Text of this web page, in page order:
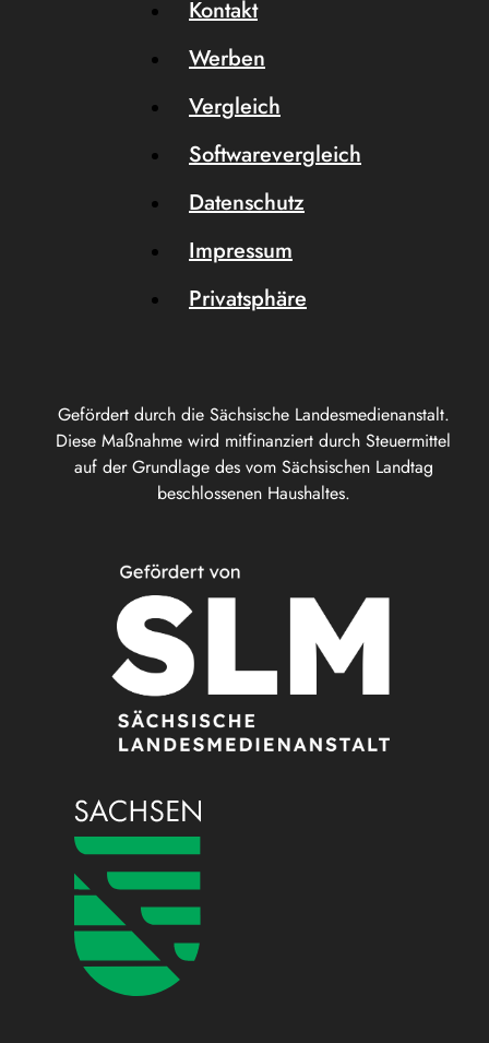
Gefördert durch die Sächsische Landesmedienanstalt.
Diese Maßnahme wird mitfinanziert durch Steuermittel
auf der Grundlage des vom Sächsischen Landtag
beschlossenen Haushaltes.
Kontakt
Werben
Vergleich
Softwarevergleich
Datenschutz
Impressum
Privatsphäre